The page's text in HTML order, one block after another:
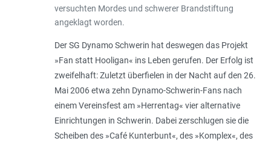
versuchten Mordes und schwerer Brandstiftung
angeklagt worden.
Der SG Dynamo Schwerin hat deswegen das Projekt
»Fan statt Hooligan« ins Leben gerufen. Der Erfolg ist
zweifelhaft: Zuletzt überfielen in der Nacht auf den 26.
Mai 2006 etwa zehn Dynamo-Schwerin-Fans nach
einem Vereinsfest am »Herrentag« vier alternative
Einrichtungen in Schwerin. Dabei zerschlugen sie die
Scheiben des »Café Kunterbunt«, des »Komplex«, des